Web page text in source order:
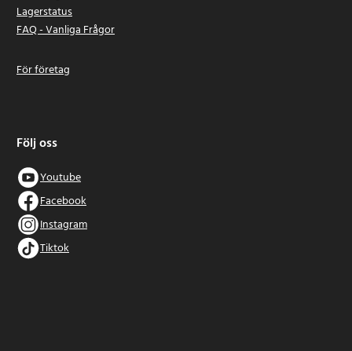
Lagerstatus
FAQ - Vanliga Frågor
För företag
Följ oss
Youtube
Facebook
Instagram
Tiktok